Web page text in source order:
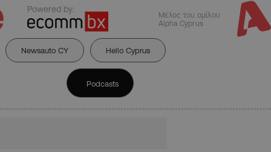
Powered by:
Μέλος του ομίλου
Alpha Cyprus
Newsauto CY Hello Cyprus
Podcasts